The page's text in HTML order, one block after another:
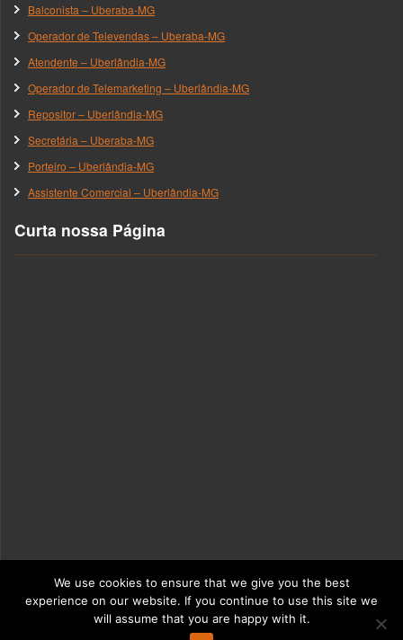
Balconista – Uberaba-MG
Operador de Televendas – Uberaba-MG
Atendente – Uberlândia-MG
Operador de Telemarketing – Uberlândia-MG
Repositor – Uberlândia-MG
Secretária – Uberaba-MG
Porteiro – Uberlândia-MG
Assistente Comercial – Uberlândia-MG
Curta nossa Página
We use cookies to ensure that we give you the best
experience on our website. If you continue to use this site we
will assume that you are happy with it.